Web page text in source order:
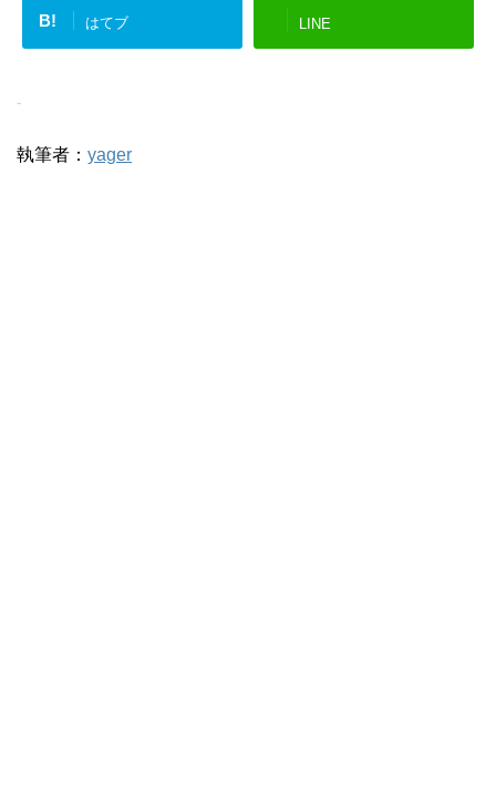
B! はてブ LINE
-
執筆者： yager